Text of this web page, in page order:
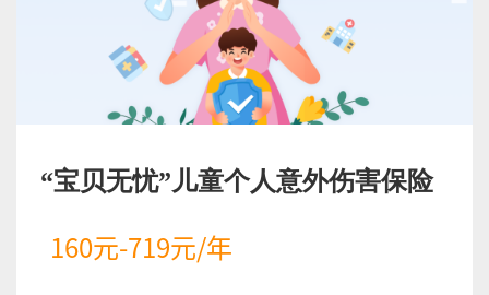
“宝贝无忧”儿童个人意外伤害保险
160元-719元/年